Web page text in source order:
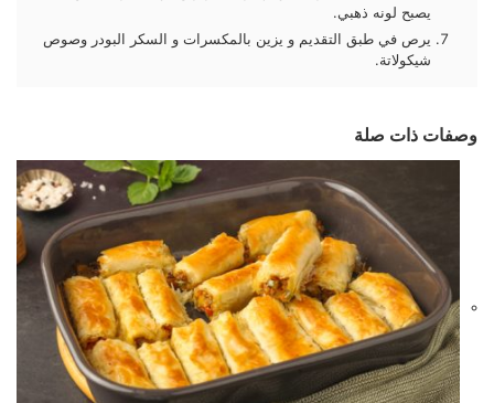
يصبح لونه ذهبي.
يرص في طبق التقديم و يزين بالمكسرات و السكر البودر وصوص
شيكولاتة.
وصفات ذات صلة